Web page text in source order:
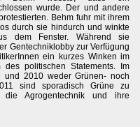
wurde. Der und andere
Behm fuhr mit ihrem
durch sie hindurch und winkte
dem Fenster. Während sie
Gentechniklobby zur Verfügung
ein kurzes Winken im
politischen Statements. Im
und 2010 weder Grünen- noch
sind sporadisch Grüne zu
Agrogentechnik und ihre